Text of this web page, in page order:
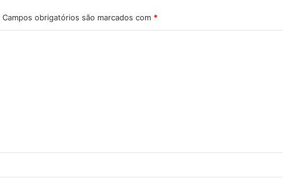
Campos obrigatórios são marcados com *